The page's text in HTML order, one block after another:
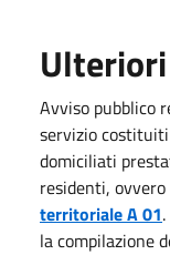
Avviso pubblico
servizio
domiciliati
residenti,
territoriale A 01
la compilazione